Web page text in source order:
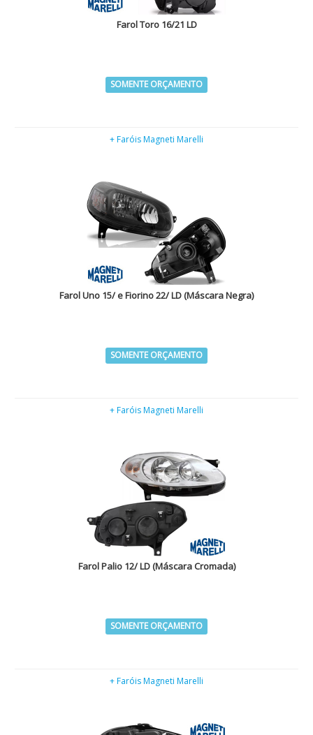
Farol Toro 16/21 LD
SOMENTE ORÇAMENTO
+ Faróis Magneti Marelli
Farol Uno 15/ e Fiorino 22/ LD (Máscara Negra)
SOMENTE ORÇAMENTO
+ Faróis Magneti Marelli
Farol Palio 12/ LD (Máscara Cromada)
SOMENTE ORÇAMENTO
+ Faróis Magneti Marelli